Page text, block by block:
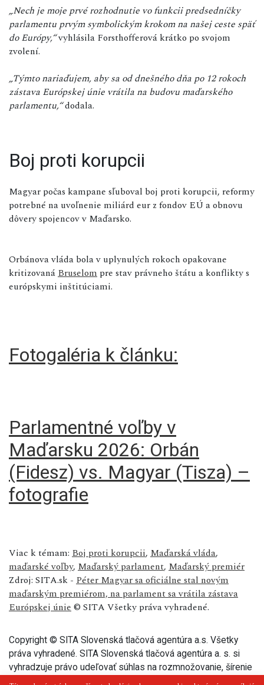
„Nech je moje prvé rozhodnutie vo funkcii predsedníčky
parlamentu prvým symbolickým krokom na našej ceste späť
do Európy,“vyhlásila Forsthofferová krátko po svojom
zvolení.
„Týmto nariaďujem, aby sa od dnešného dňa po 12 rokoch
zástava Európskej únie vrátila na budovu maďarského
parlamentu,“dodala.
Boj proti korupcii
Magyar počas kampane sľuboval boj proti korupcii, reformy
potrebné na uvoľnenie miliárd eur z fondov EÚ a obnovu
dôvery spojencov v Maďarsko.
Orbánova vláda bola v uplynulých rokoch opakovane
kritizovaná Bruselom pre stav právneho štátu a konflikty s
európskymi inštitúciami.
Fotogaléria k článku:
Parlamentné voľby v
Maďarsku 2026: Orbán
(Fidesz) vs. Magyar (Tisza) –
fotografie
Viac k témam: Boj proti korupcii, Maďarská vláda,
maďarské voľby, Maďarský parlament, Maďarský premiér
Zdroj: SITA.sk - Péter Magyar sa oficiálne stal novým
maďarským premiérom, na parlament sa vrátila zástava
Európskej únie © SITA Všetky práva vyhradené.
Copyright © SITA Slovenská tlačová agentúra a.s. Všetky
práva vyhradené. SITA Slovenská tlačová agentúra a. s. si
vyhradzuje právo udeľovať súhlas na rozmnožovanie, šírenie